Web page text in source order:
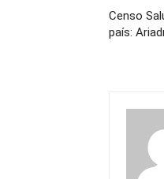
Censo
país: